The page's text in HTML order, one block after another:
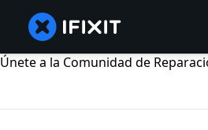
Únete a la Comunidad de